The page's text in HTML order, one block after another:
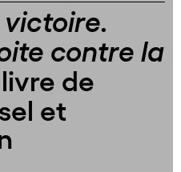
contre la
de
et